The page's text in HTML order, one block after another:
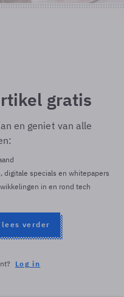
gratis
en geniet van alle
digitale specials en whitepapers
in en rond tech
verder
Log in